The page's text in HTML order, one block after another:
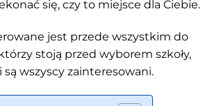
się, czy to miejsce dla Ciebie.
jest przede wszystkim do
stoją przed wyborem szkoły,
wszyscy zainteresowani.